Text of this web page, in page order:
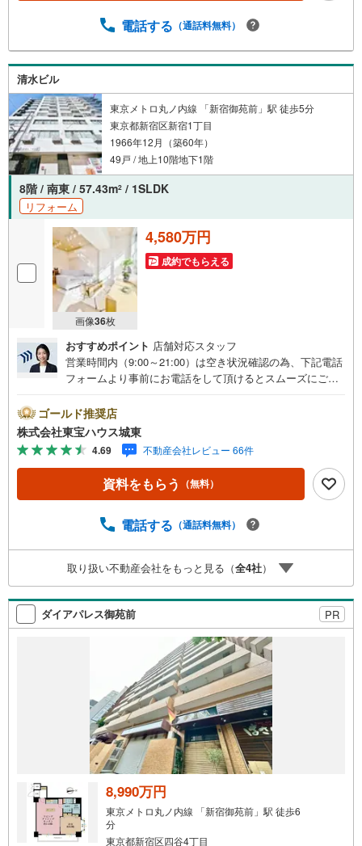
社、お客様宅へのお迎え・最寄駅での待ち合わせ、物件周
さい。ご希望条件をお伝え頂けましたら、ご見学希望物件
電話する （通話料無料）
清水ビル
東京メトロ丸ノ内線 「新宿御苑前」駅 徒歩5分
東京都新宿区新宿1丁目
1966年12月（築60年）
49戸 / 地上10階地下1階
8階 / 南東 / 57.43m2 / 1SLDK
リフォーム
画像36枚
4,580万円
成約でもらえる
おすすめポイント 店舗対応スタッフ
営業時間内（9:00～21:00）は空き状況確認の為、下記電話
フォームより事前にお電話をして頂けるとスムーズにご案
カレンダーの作成▽ご購入後もお客様の人生のパートナー
として暮らしの「安心」を守り続けます。【Yahoo！ 不動
産キャンペーン対象店舗】当店で物件を成約するとPayPay
ボーナスライトがもらえる「Yahoo！ 不動産 物件ご成約キ
ャンペーン」の対象になります。「資料をもらう」「見学
予約をする」ボタンからお問い合わせください。※必ずYah
スライトは出金と譲渡はできません。ご案内・詳細な資料
時受け付けております！■頭金0円からのご購入可能です■
（諸費用もOK）お気軽にお問い合わせください。
ゴールド推奨店
株式会社東宝ハウス城東
4.69 不動産会社レビュー 66件
資料をもらう （無料）
電話する （通話料無料）
取り扱い不動産会社をもっと見る（全4社）
ダイアパレス御苑前 PR
8,990万円
東京メトロ丸ノ内線 「新宿御苑前」駅 徒歩6
分
東京都新宿区四谷4丁目